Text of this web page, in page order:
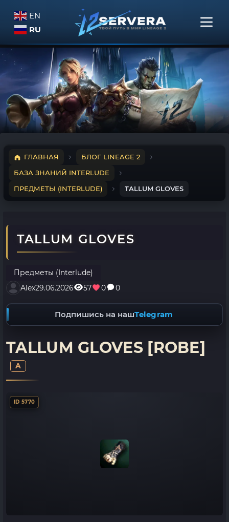
EN
RU
ГЛАВНАЯ
БЛОГ LINEAGE 2
БАЗА ЗНАНИЙ INTERLUDE
ПРЕДМЕТЫ (INTERLUDE)
TALLUM GLOVES
TALLUM GLOVES
Предметы (Interlude)
Alex29.06.2026 57 0 0
Подпишись на нашTelegram
TALLUM GLOVES [ROBE]
A
ID 5770